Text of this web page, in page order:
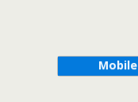
Mobile